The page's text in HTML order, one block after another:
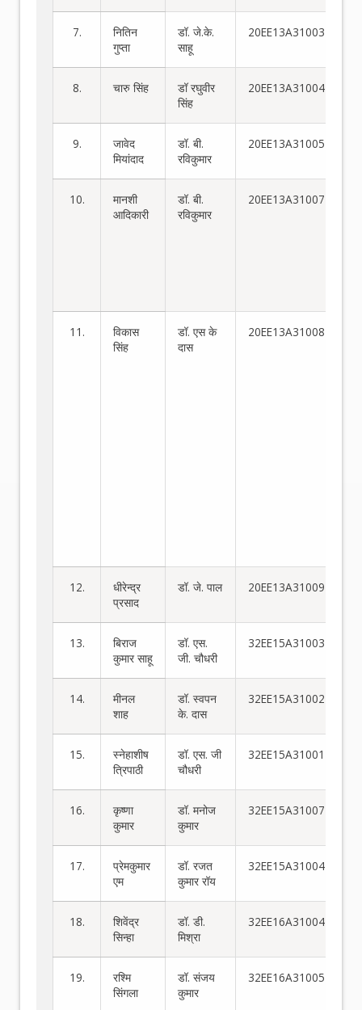
7.
नितिन
गुप्ता
डॉ. जे.के.
साहू
20EE13A31003
8. चारु सिंह
डॉ रघुवीर
सिंह
20EE13A31004
9.
जावेद
मियांदाद
डॉ. बी.
रविकुमार
20EE13A31005
10.
मानशी
आदिकारी
डॉ. बी.
रविकुमार
20EE13A31007
11.
विकास
सिंह
डॉ. एस के
दास
20EE13A31008
12.
धीरेन्द्र
प्रसाद
डॉ. जे. पाल 20EE13A31009
13.
बिराज
कुमार साहू
डॉ. एस.
जी. चौधरी
32EE15A31003
14.
मीनल
शाह
डॉ. स्वपन
के. दास
32EE15A31002
15.
स्नेहाशीष
त्रिपाठी
डॉ. एस. जी
चौधरी
32EE15A31001
16.
कृष्णा
कुमार
डॉ. मनोज
कुमार
32EE15A31007
17.
प्रेमकुमार
एम
डॉ. रजत
कुमार रॉय
32EE15A31004
18.
शिवेंद्र
सिन्हा
डॉ. डी.
मिश्रा
32EE16A31004
19.
रश्मि
सिंगला
डॉ. संजय
कुमार
32EE16A31005